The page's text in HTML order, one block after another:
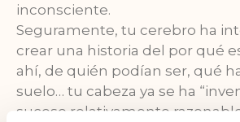
inconsciente.
Seguramente, tu cerebro ha
crear una historia del por qué
ahí, de quién podían ser, qué
suelo… tu cabeza ya se ha
suceso relativamente